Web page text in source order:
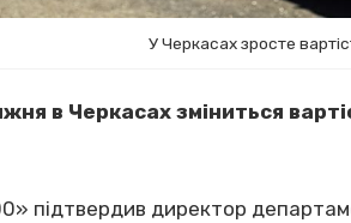
У Черкасах зросте
в Черкасах зміниться
підтвердив директор